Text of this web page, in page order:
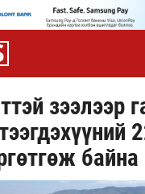
зээлээр
байна